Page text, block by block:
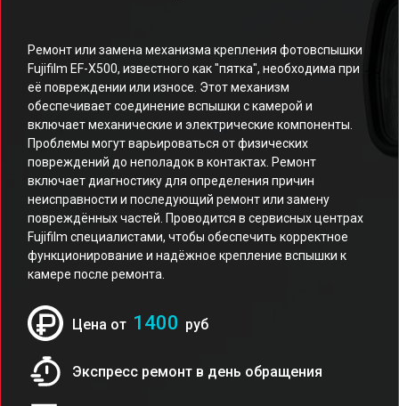
Ремонт или замена механизма крепления фотовспышки
Fujifilm EF-X500, известного как "пятка", необходима при
её повреждении или износе. Этот механизм
обеспечивает соединение вспышки с камерой и
включает механические и электрические компоненты.
Проблемы могут варьироваться от физических
повреждений до неполадок в контактах. Ремонт
включает диагностику для определения причин
неисправности и последующий ремонт или замену
повреждённых частей. Проводится в сервисных центрах
Fujifilm специалистами, чтобы обеспечить корректное
функционирование и надёжное крепление вспышки к
камере после ремонта.
Цена от 1400 руб
Экспресс ремонт в день обращения